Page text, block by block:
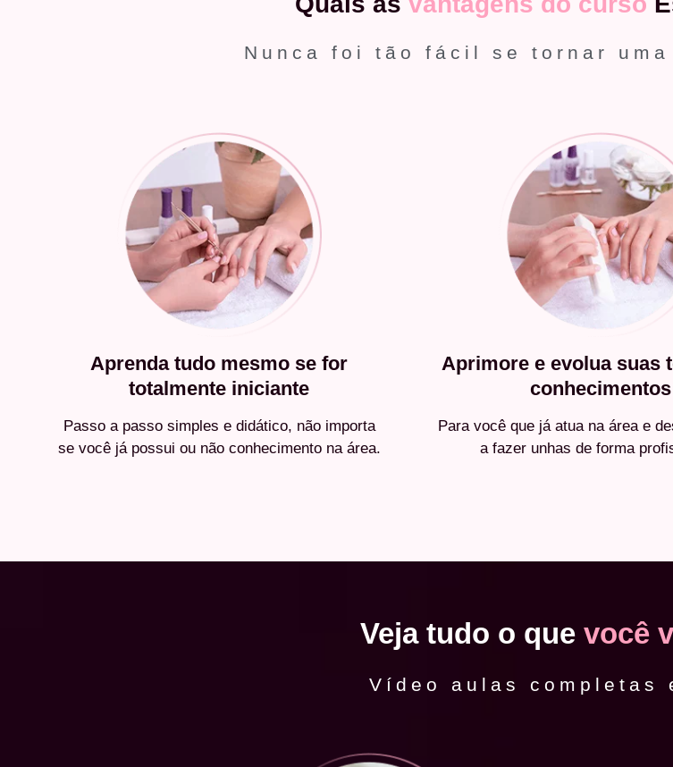
Nunca foi tão fácil se tornar
Aprenda tudo mesmo se for
totalmente iniciante
Passo a passo simples e didático, não importa
se você já possui ou não conhecimento na área.
Aprimore e evolua suas
conhecimentos
Para você que já atua na área e
a fazer unhas de forma
Veja tudo o que você
Vídeo aulas completas